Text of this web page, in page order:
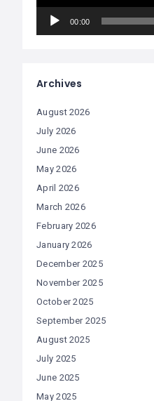
00:00
Archives
August 2026
July 2026
June 2026
May 2026
April 2026
March 2026
February 2026
January 2026
December 2025
November 2025
October 2025
September 2025
August 2025
July 2025
June 2025
May 2025